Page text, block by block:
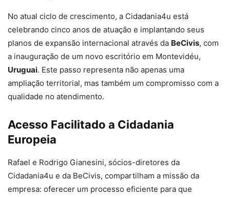
No atual ciclo de crescimento, a Cidadania4u está
celebrando cinco anos de atuação e implantando seus
planos de expansão internacional através da BeCivis, com
a inauguração de um novo escritório em Montevidéu,
Uruguai. Este passo representa não apenas uma
ampliação territorial, mas também um compromisso com a
qualidade no atendimento.
Acesso Facilitado a Cidadania
Europeia
Rafael e Rodrigo Gianesini, sócios-diretores da
Cidadania4u e da BeCivis, compartilham a missão da
empresa: oferecer um processo eficiente para que